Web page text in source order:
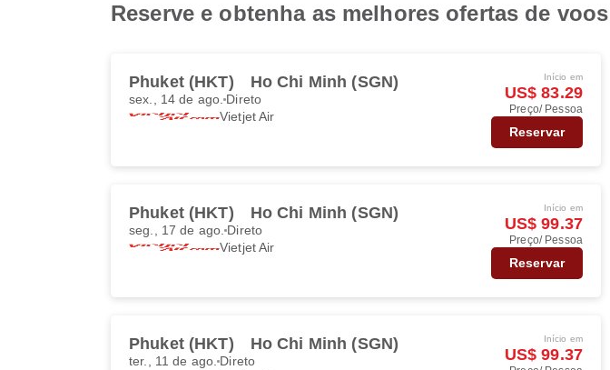
Reserve e obtenha as melhores ofertas de
Phuket (HKT) Ho Chi Minh (SGN)
sex., 14 de ago. Direto
Vietjet Air
Início em
US$ 83.29
Preço/ Pessoa
Reservar
Phuket (HKT) Ho Chi Minh (SGN)
seg., 17 de ago. Direto
Vietjet Air
Início em
US$ 99.37
Preço/ Pessoa
Reservar
Phuket (HKT) Ho Chi Minh (SGN)
ter., 11 de ago. Direto
Início em
US$ 99.37